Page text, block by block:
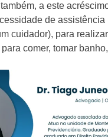
a este
de assistência
cuidador), para
comer, tomar